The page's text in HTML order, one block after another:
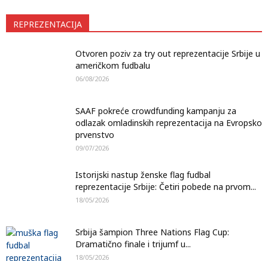
REPREZENTACIJA
Otvoren poziv za try out reprezentacije Srbije u
američkom fudbalu
06/08/2026
SAAF pokreće crowdfunding kampanju za
odlazak omladinskih reprezentacija na Evropsko
prvenstvo
09/07/2026
Istorijski nastup ženske flag fudbal
reprezentacije Srbije: Četiri pobede na prvom...
18/05/2026
Srbija šampion Three Nations Flag Cup:
Dramatično finale i trijumf u...
18/05/2026